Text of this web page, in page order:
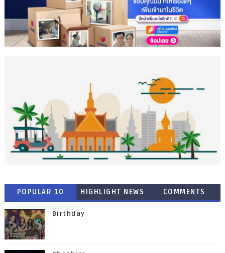
POPULAR 10 HIGHLIGHT NEWS COMMENTS
Birthday